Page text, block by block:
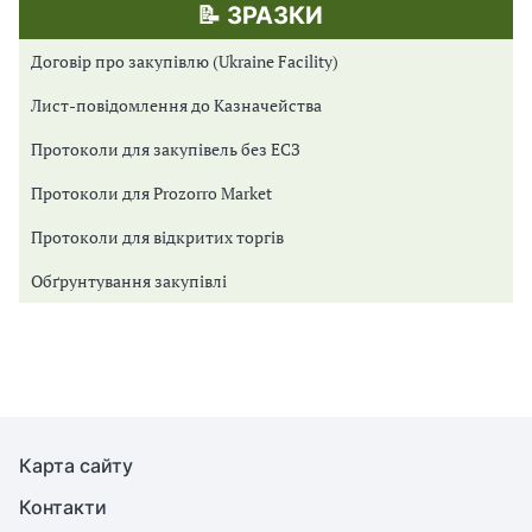
📝 ЗРАЗКИ
Договір про закупівлю (Ukraine Facility)
Лист-повідомлення до Казначейства
Протоколи для закупівель без ЕСЗ
Протоколи для Prozorro Market
Протоколи для відкритих торгів
Обґрунтування закупівлі
Карта сайту
Контакти